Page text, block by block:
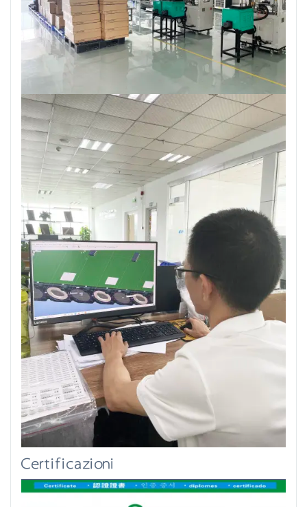
Certificazioni